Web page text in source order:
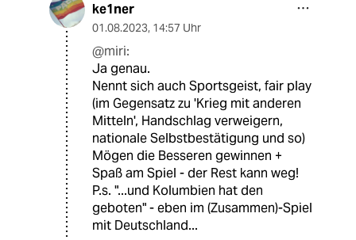
ke1ner
01.08.2023, 14:57 Uhr
@miri:
Ja genau.
Nennt sich auch Sportsgeist, fair play
(im Gegensatz zu 'Krieg mit anderen
Mitteln', Handschlag verweigern,
nationale Selbstbestätigung und so)
Mögen die Besseren gewinnen +
Spaß am Spiel - der Rest kann weg!
P.s. "...und Kolumbien hat den
geboten" - eben im (Zusammen)-Spiel
mit Deutschland...